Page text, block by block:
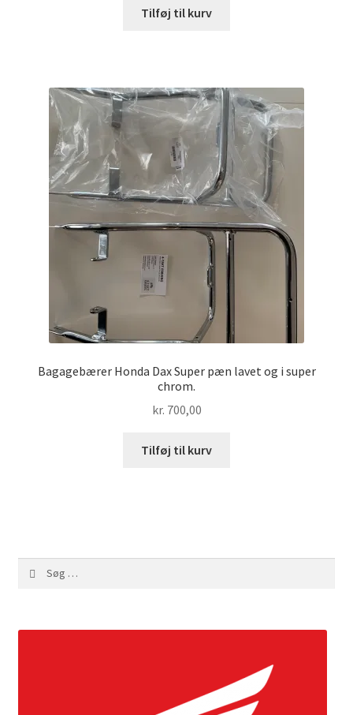
Tilføj til kurv
Bagagebærer Honda Dax Super pæn lavet og i super
chrom.
kr. 700,00
Tilføj til kurv